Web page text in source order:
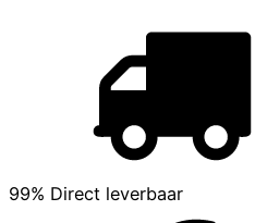
99% Direct leverbaar